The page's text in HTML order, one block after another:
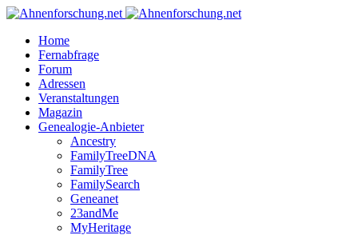
Home
Fernabfrage
Forum
Adressen
Veranstaltungen
Magazin
Genealogie-Anbieter
Ancestry
FamilyTreeDNA
FamilyTree
FamilySearch
Geneanet
23andMe
MyHeritage